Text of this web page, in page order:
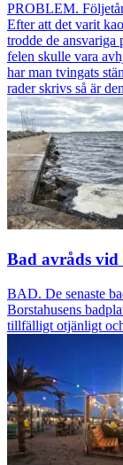
PROBLEM.
Efter att det varit
trodde de ansvariga
felen skulle vara
har man tvingats
rader skrivs så är
Bad avråds vid
BAD. De senaste
Borstahusens
tillfälligt otjänligt